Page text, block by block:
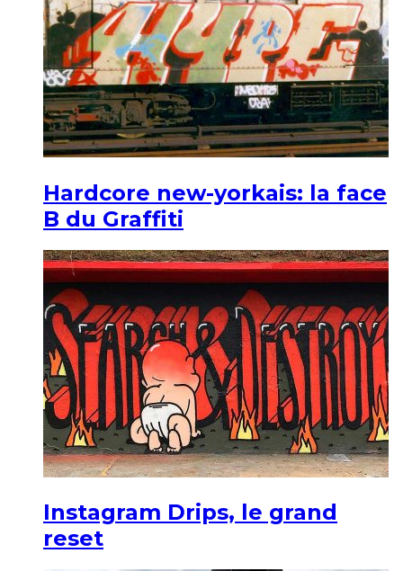
Hardcore new-yorkais: la face
B du Graffiti
Instagram Drips, le grand
reset